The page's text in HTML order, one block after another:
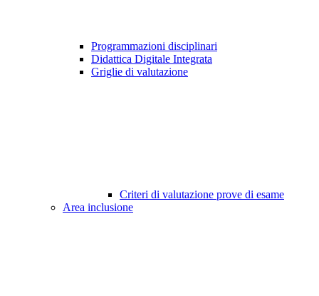
Programmazioni disciplinari
Didattica Digitale Integrata
Griglie di valutazione
Criteri di valutazione prove di esame
Area inclusione